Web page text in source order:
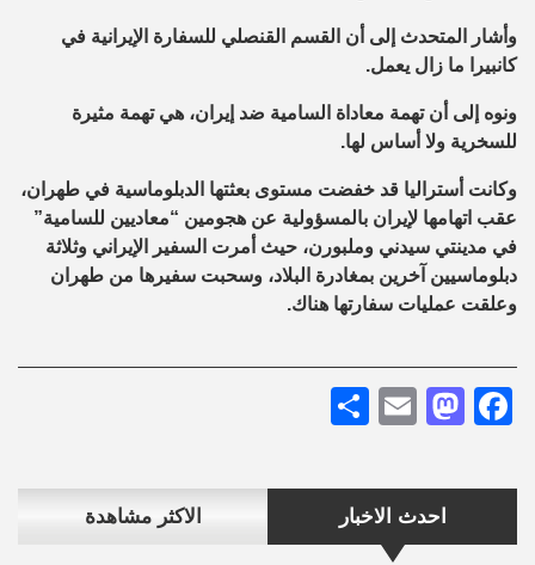
احدث الاخبار الاكثر مشاهدة
وأشار المتحدث إلى أن القسم القنصلي للسفارة الإيرانية في
كانبيرا ما زال يعمل.
ونوه إلى أن تهمة معاداة السامية ضد إيران، هي تهمة مثيرة
للسخرية ولا أساس لها.
وكانت أستراليا قد خفضت مستوى بعثتها الدبلوماسية في طهران،
عقب اتهامها لإيران بالمسؤولية عن هجومين “معاديين للسامية”
في مدينتي سيدني وملبورن، حيث أمرت السفير الإيراني وثلاثة
دبلوماسيين آخرين بمغادرة البلاد، وسحبت سفيرها من طهران
وعلقت عمليات سفارتها هناك.
Facebook
Mastodon
Email